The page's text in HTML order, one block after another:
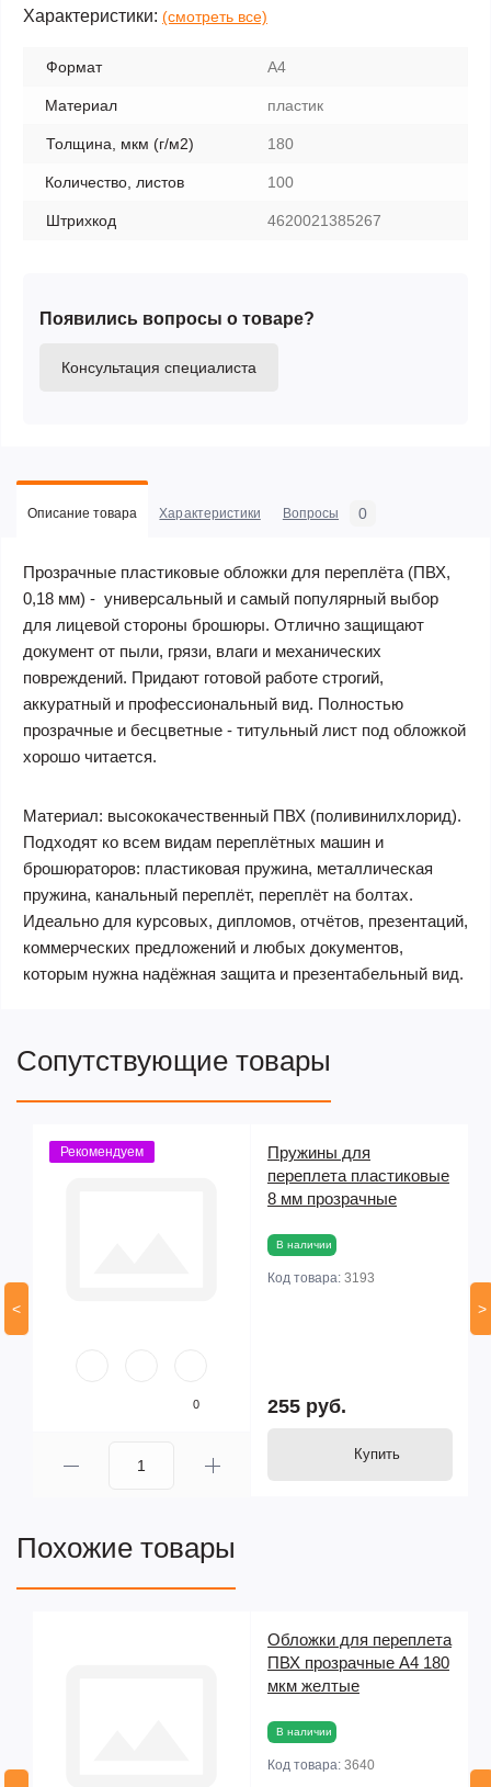
Характеристики: (смотреть все)
Формат А4
Материал пластик
Толщина, мкм (г/м2) 180
Количество, листов 100
Штрихкод 4620021385267
Появились вопросы о товаре?
Консультация специалиста
Описание товара Характеристики Вопросы 0
Прозрачные пластиковые обложки для переплёта (ПВХ,
0,18 мм) - универсальный и самый популярный выбор
для лицевой стороны брошюры. Отлично защищают
документ от пыли, грязи, влаги и механических
повреждений. Придают готовой работе строгий,
аккуратный и профессиональный вид. Полностью
прозрачные и бесцветные - титульный лист под обложкой
хорошо читается.
Материал: высококачественный ПВХ (поливинилхлорид).
Подходят ко всем видам переплётных машин и
брошюраторов: пластиковая пружина, металлическая
пружина, канальный переплёт, переплёт на болтах.
Идеально для курсовых, дипломов, отчётов, презентаций,
коммерческих предложений и любых документов,
которым нужна надёжная защита и презентабельный вид.
Сопутствующие товары
<
Рекомендуем
0
Пружины для
переплета пластиковые
8 мм прозрачные
В наличии
Код товара: 3193
255 руб.
Купить
>
Похожие товары
Обложки для переплета
ПВХ прозрачные А4 180
мкм желтые
В наличии
Код товара: 3640